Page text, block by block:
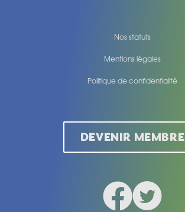
Nos statuts
Mentions légales
Politique de confidentialité
DEVENIR MEMBRE